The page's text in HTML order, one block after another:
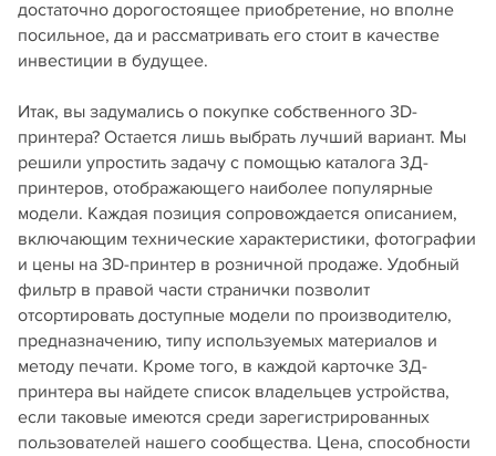
достаточно дорогостоящее приобретение, но вполне
посильное, да и рассматривать его стоит в качестве
инвестиции в будущее.
Итак, вы задумались о покупке собственного 3D-
принтера? Остается лишь выбрать лучший вариант. Мы
решили упростить задачу с помощью каталога 3Д-
принтеров, отображающего наиболее популярные
модели. Каждая позиция сопровождается описанием,
включающим технические характеристики, фотографии
и цены на 3D-принтер в розничной продаже. Удобный
фильтр в правой части странички позволит
отсортировать доступные модели по производителю,
предназначению, типу используемых материалов и
методу печати. Кроме того, в каждой карточке 3Д-
принтера вы найдете список владельцев устройства,
если таковые имеются среди зарегистрированных
пользователей нашего сообщества. Цена, способности